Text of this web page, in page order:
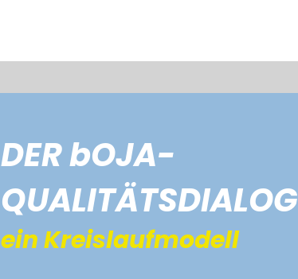
DER bOJA-
QUALITÄTSDIALOG
ein Kreislaufmodell